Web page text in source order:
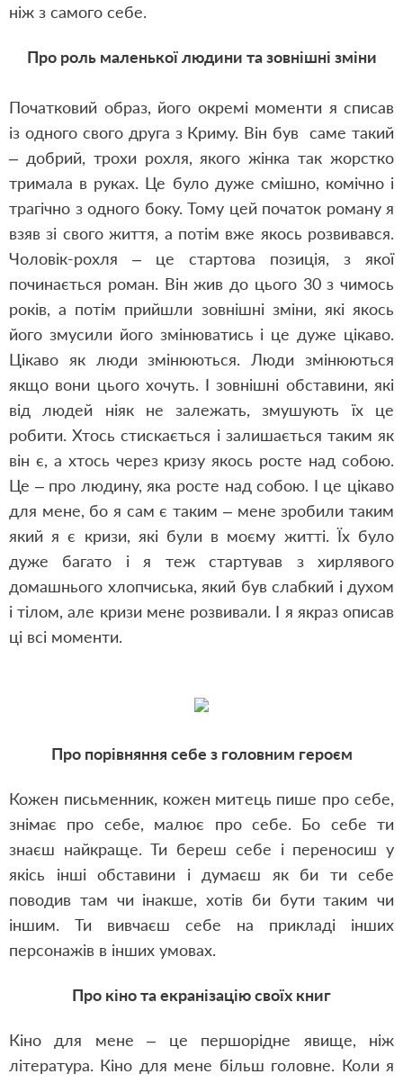
ніж з самого себе.
Про роль маленькоїлюдини та зовнішні зміни
Початковий образ, його окремі моменти я списав
із одного свого друга з Криму. Він був саме такий
– добрий, трохи рохля, якогожінка так жорстко
тримала в руках. Це було дуже смішно, комічно і
трагічно з одного боку. Тому цей початок роману я
взяв зі свого життя, а потім вже якось розвивався.
Чоловік-рохля – це стартова позиція, з якої
починається роман. Він жив до цього 30 з чимось
років, а потім прийшли зовнішні зміни, які якось
його змусили його змінюватись і це дуже цікаво.
Цікаво як люди змінюються. Люди змінюються
якщо вони цього хочуть. І зовнішні обставини, які
від людей ніяк не залежать, змушують їх це
робити. Хтось стискається і залишається таким як
він є, а хтось через кризу якось росте над собою.
Це – про людину, яка росте над собою. І це цікаво
для мене, бо я сам є таким – мене зробили таким
який я є кризи, які були в моєму житті. Їх було
дуже багато і я теж стартував з хирлявого
домашнього хлопчиська, який був слабкий і духом
і тілом, але кризи мене розвивали. І я якраз описав
ці всі моменти.
Про порівняння себе з головним героєм
Кожен письменник, кожен митець пише про себе,
знімає про себе, малює про себе. Бо себе ти
знаєш найкраще. Ти береш себе і переносиш у
якісь інші обставини і думаєш як би ти себе
поводив там чи інакше, хотів би бути таким чи
іншим. Ти вивчаєш себе на прикладі інших
персонажів в інших умовах.
Про кіно та екранізацію своїх книг
Кіно для мене – це першорідне явище, ніж
література. Кіно для мене більш головне. Коли я